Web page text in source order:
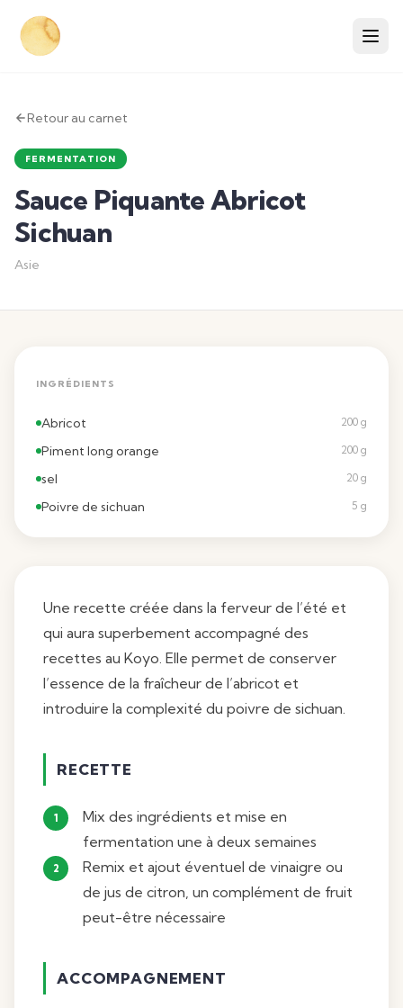
Retour au carnet
FERMENTATION
Sauce Piquante Abricot
Sichuan
Asie
INGRÉDIENTS
Abricot 200 g
Piment long orange 200 g
sel 20 g
Poivre de sichuan 5 g
Une recette créée dans la ferveur de l’été et
qui aura superbement accompagné des
recettes au Koyo. Elle permet de conserver
l’essence de la fraîcheur de l’abricot et
introduire la complexité du poivre de sichuan.
RECETTE
Mix des ingrédients et mise en
fermentation une à deux semaines
Remix et ajout éventuel de vinaigre ou
de jus de citron, un complément de fruit
peut-être nécessaire
ACCOMPAGNEMENT